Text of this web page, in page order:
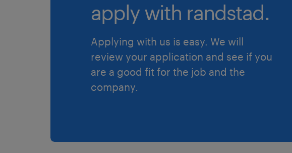
apply with randstad.
Applying with us is easy. We will
review your application and see if you
are a good fit for the job and the
company.